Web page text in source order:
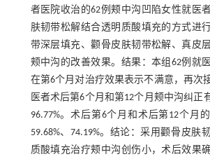
者医院收治的62例颊中沟凹陷女性就医
肤韧带松解结合透明质酸填充的方式进
带深层填充、颧骨皮肤韧带松解、真皮
颊中沟的改善效果。结果：本组62例就
在第6个月对治疗效果表示不满意，再次
医者术后第6个月和第12个月颊中沟纠正
96.77%。术后第6个月和术后第12个月
59.68%、74.19%。结论：采用颧骨皮肤
质酸填充治疗颊中沟创伤小，术后效果